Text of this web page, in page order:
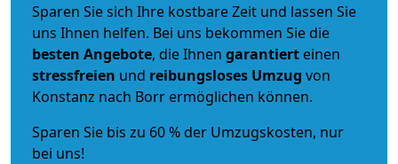
Sparen Sie sich Ihre kostbare Zeit und lassen Sie
uns Ihnen helfen. Bei uns bekommen Sie die
besten Angebote, die Ihnen garantiert einen
stressfreien und reibungsloses Umzug von
Konstanz nach Borr ermöglichen können.
Sparen Sie bis zu 60 % der Umzugskosten, nur
bei uns!